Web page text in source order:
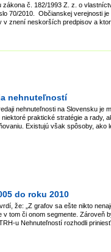
č. 182/1993 Z. z. o
70/2010. Občianskej verejnosti
znení neskorších predpisov a
nehnuteľností
nehnuteľnosti na Slovensku
praktické stratégie a rady,
Existujú však spôsoby,
do roku 2010
že: „Z grafov sa ešte nikto
tom či onom segmente.
u Nehnuteľností rozhodli